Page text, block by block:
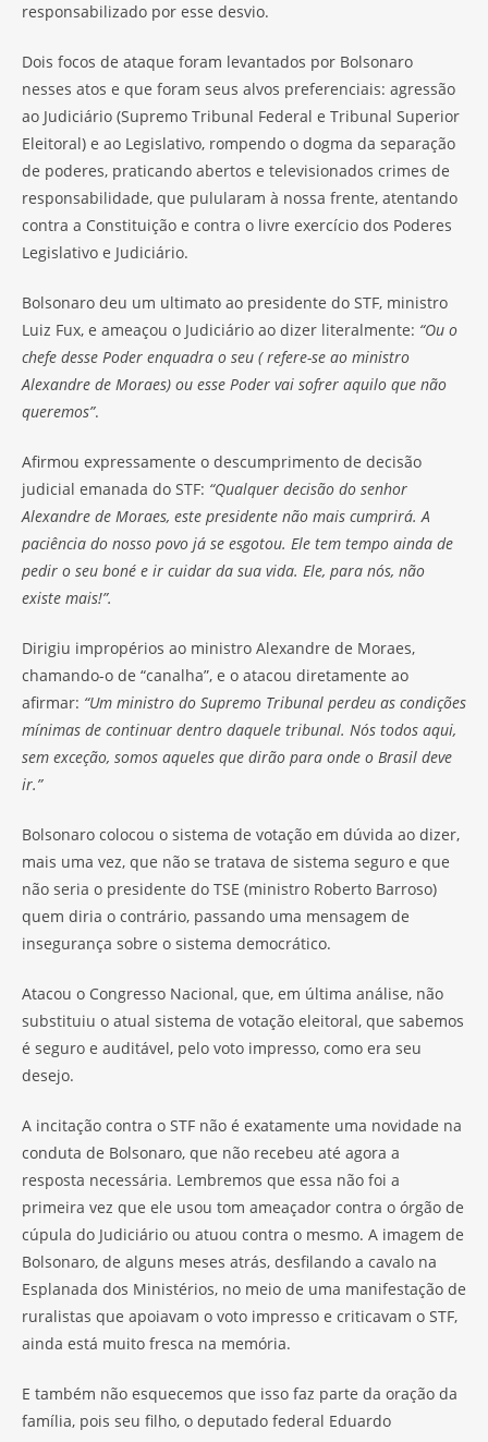
responsabilizado por esse desvio.
Dois focos de ataque foram levantados por Bolsonaro
nesses atos e que foram seus alvos preferenciais: agressão
ao Judiciário (Supremo Tribunal Federal e Tribunal Superior
Eleitoral) e ao Legislativo, rompendo o dogma da separação
de poderes, praticando abertos e televisionados crimes de
responsabilidade, que pulularam à nossa frente, atentando
contra a Constituição e contra o livre exercício dos Poderes
Legislativo e Judiciário.
Bolsonaro deu um ultimato ao presidente do STF, ministro
Luiz Fux, e ameaçou o Judiciário ao dizer literalmente: “Ou o
chefe desse Poder enquadra o seu ( refere-se ao ministro
Alexandre de Moraes) ou esse Poder vai sofrer aquilo que não
queremos”.
Afirmou expressamente o descumprimento de decisão
judicial emanada do STF: “Qualquer decisão do senhor
Alexandre de Moraes, este presidente não mais cumprirá. A
paciência do nosso povo já se esgotou. Ele tem tempo ainda de
pedir o seu boné e ir cuidar da sua vida. Ele, para nós, não
existe mais!”.
Dirigiu impropérios ao ministro Alexandre de Moraes,
chamando-o de “canalha”, e o atacou diretamente ao
afirmar: “Um ministro do Supremo Tribunal perdeu as condições
mínimas de continuar dentro daquele tribunal. Nós todos aqui,
sem exceção, somos aqueles que dirão para onde o Brasil deve
ir.”
Bolsonaro colocou o sistema de votação em dúvida ao dizer,
mais uma vez, que não se tratava de sistema seguro e que
não seria o presidente do TSE (ministro Roberto Barroso)
quem diria o contrário, passando uma mensagem de
insegurança sobre o sistema democrático.
Atacou o Congresso Nacional, que, em última análise, não
substituiu o atual sistema de votação eleitoral, que sabemos
é seguro e auditável, pelo voto impresso, como era seu
desejo.
A incitação contra o STF não é exatamente uma novidade na
conduta de Bolsonaro, que não recebeu até agora a
resposta necessária. Lembremos que essa não foi a
primeira vez que ele usou tom ameaçador contra o órgão de
cúpula do Judiciário ou atuou contra o mesmo. A imagem de
Bolsonaro, de alguns meses atrás, desfilando a cavalo na
Esplanada dos Ministérios, no meio de uma manifestação de
ruralistas que apoiavam o voto impresso e criticavam o STF,
ainda está muito fresca na memória.
E também não esquecemos que isso faz parte da oração da
família, pois seu filho, o deputado federal Eduardo